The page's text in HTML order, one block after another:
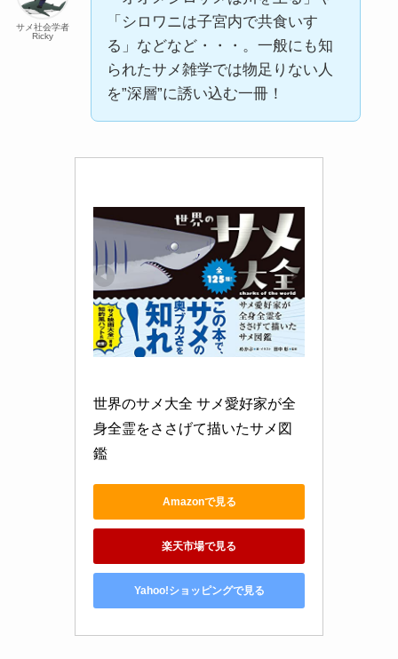
サメ社会学者
Ricky
「シロワニは子宮内で共食いす
る」などなど・・・。一般にも知
られたサメ雑学では物足りない人
を”深層”に誘い込む一冊！
世界のサメ大全 サメ愛好家が全
身全霊をささげて描いたサメ図
鑑
Amazonで見る
楽天市場で見る
Yahoo!ショッピングで見る